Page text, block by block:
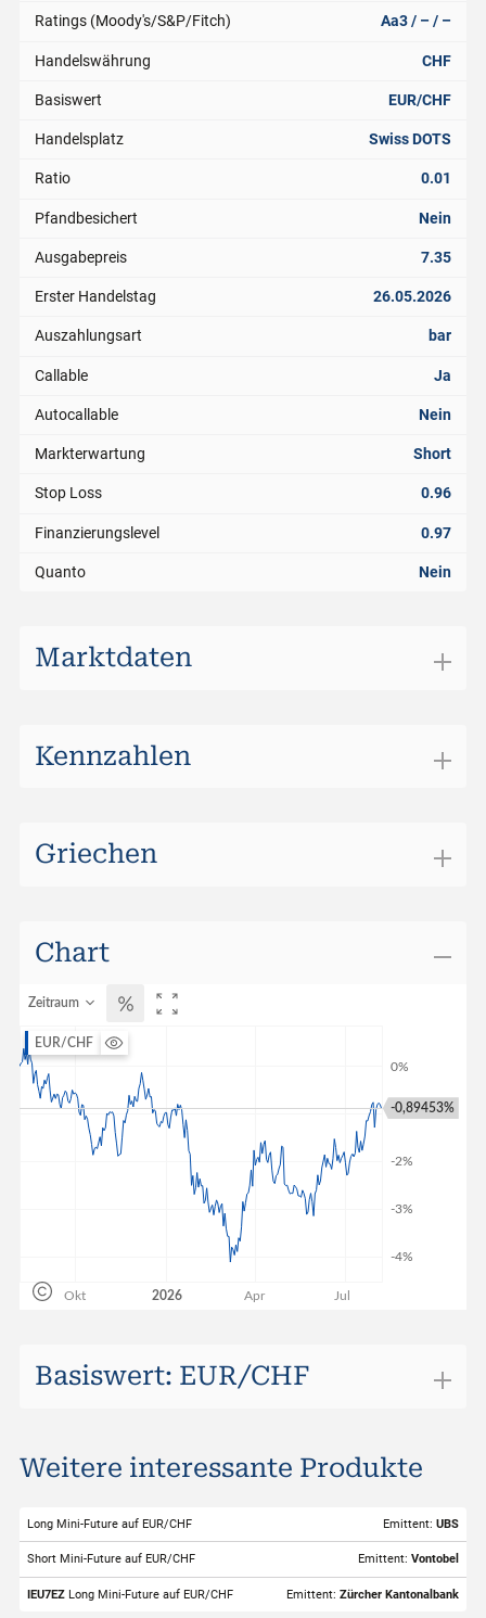
Ratings (Moody's/S&P/Fitch) Aa3 / – / –
Handelswährung CHF
Basiswert EUR/CHF
Handelsplatz Swiss DOTS
Ratio 0.01
Pfandbesichert Nein
Ausgabepreis 7.35
Erster Handelstag 26.05.2026
Auszahlungsart bar
Callable Ja
Autocallable Nein
Markterwartung Short
Stop Loss 0.96
Finanzierungslevel 0.97
Quanto Nein
Marktdaten
Handelswährung
Kennzahlen
Griechen
Chart
Zeitraum
-0,89453%
EUR/CHF
Basiswert: EUR/CHF
ISIN EU0009654078
Basiswert EUR/CHF
Weitere interessante Produkte
Long Mini-Future auf EUR/CHF Emittent: UBS
Short Mini-Future auf EUR/CHF Emittent: Vontobel
IEU7EZ Long Mini-Future auf EUR/CHF Emittent: Zürcher Kantonalbank